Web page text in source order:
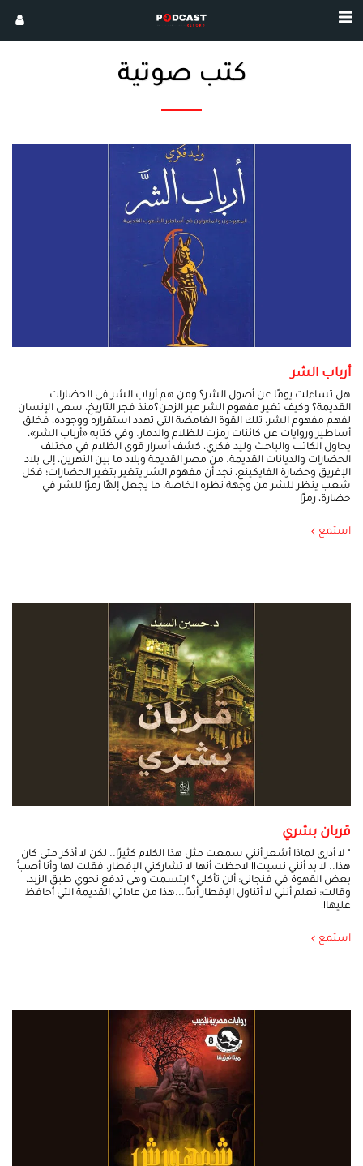
كتب صوتية
أرباب الشر
هل تساءلت يومًا عن أصول الشر؟ ومن هم أرباب الشر في الحضارات
القديمة؟ وكيف تغير مفهوم الشر عبر الزمن؟منذ فجر التاريخ، سعى الإنسان
لفهم مفهوم الشر، تلك القوة الغامضة التي تهدد استقراره ووجوده، فخلق
أساطير وروايات عن كائنات رمزت للظلام والدمار. وفي كتابه «أرباب الشر»،
يحاول الكاتب والباحث وليد فكري، كشف أسرار قوى الظلام في مختلف
الحضارات والديانات القديمة. من مصر القديمة وبلاد ما بين النهرين، إلى بلاد
الإغريق وحضارة الفايكينغ، نجد أن مفهوم الشر يتغير بتغير الحضارات؛ فكل
شعب ينظر للشر من وجهة نظره الخاصة، ما يجعل إلهًا رمزًا للشر في
حضارة، رمزًا
استمع
قربان بشري
" لا أدرى لماذا أشعر أنني سمعت مثل هذا الكلام كثيرًا.. لكن لا أذكر متى كان
هذا.. لا بد أنني نسيت!! لاحظت أنها لا تشاركني الإفطار، فقلت لها وأنا أصبُّ
بعض القهوة في فنجانى: ألن تأكلي؟ ابتسمت وهى تدفع نحوي طبق الزبد،
وقالت: تعلم أنني لا أتناول الإفطار أبدًا...هذا من عاداتي القديمة التي أُحافظ
عليها!!
استمع